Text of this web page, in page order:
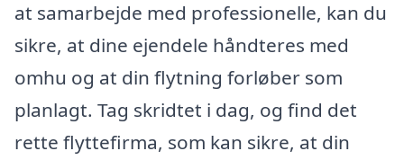
at samarbejde med professionelle, kan du
sikre, at dine ejendele håndteres med
omhu og at din flytning forløber som
planlagt. Tag skridtet i dag, og find det
rette flyttefirma, som kan sikre, at din